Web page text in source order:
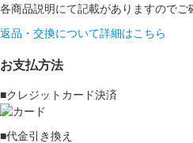
各商品説明にて記載がありますのでご
返品・交換について詳細はこちら
お支払方法
■クレジットカード決済
■代金引き換え